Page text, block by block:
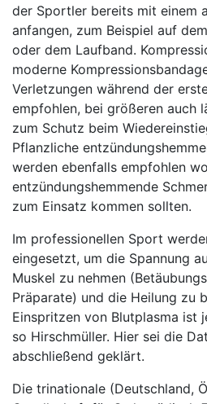
der Sportler bereits mit einem
anfangen, zum Beispiel auf
oder dem Laufband.
moderne
Verletzungen während der
empfohlen, bei größeren auch
zum Schutz beim
Pflanzliche
werden ebenfalls empfohlen
entzündungshemmende
zum Einsatz kommen sollten.
Im professionellen Sport
eingesetzt, um die Spannung
Muskel zu nehmen
Präparate) und die Heilung zu
Einspritzen von Blutplasma ist
so Hirschmüller. Hier sei die
abschließend geklärt.
Die trinationale (Deutschland,